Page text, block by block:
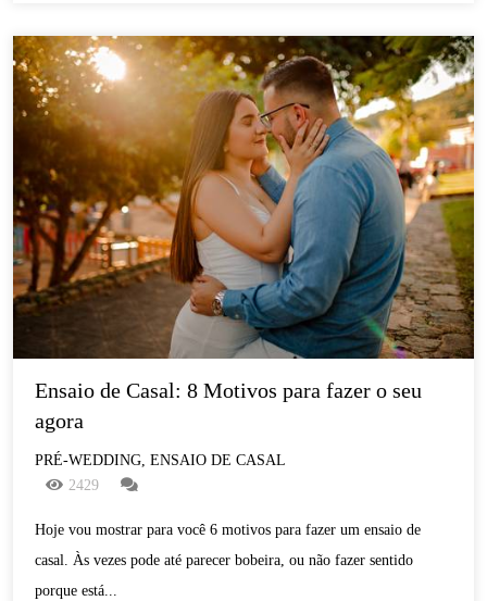
Ensaio de Casal: 8 Motivos para fazer o seu
agora
PRÉ-WEDDING, ENSAIO DE CASAL
2429
Hoje vou mostrar para você 6 motivos para fazer um ensaio de
casal. Às vezes pode até parecer bobeira, ou não fazer sentido
porque está...